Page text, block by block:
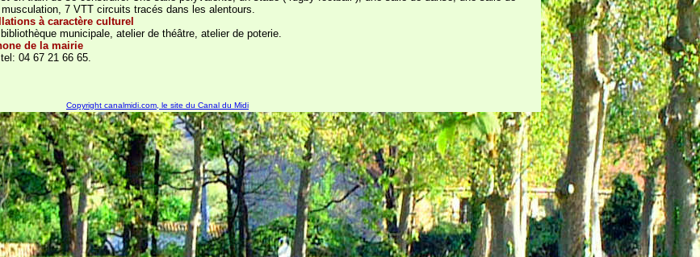
7 VTT circuits tracés dans les alentours.
à caractère culturel
municipale, atelier de théâtre, atelier de poterie.
de la mairie
04 67 21 66 65.
Copyright canalmidi.com, le site du Canal du Midi